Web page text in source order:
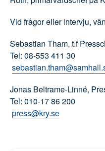
hållbarare värld,säger
på Kry.
Vid frågor eller intervju,
Sebastian Tham, t.f
Tel: 08-553 411 30
Jonas Beltrame-Linné,
Tel: 010-17 86 200